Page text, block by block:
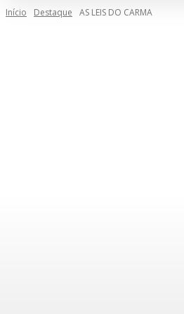
Início Destaque AS LEIS DO CARMA